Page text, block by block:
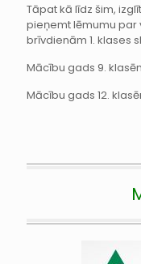
Tāpat kā līdz šim,
pieņemt lēmumu par
brīvdienām 1. klases
Mācību gads 9.
Mācību gads 12.